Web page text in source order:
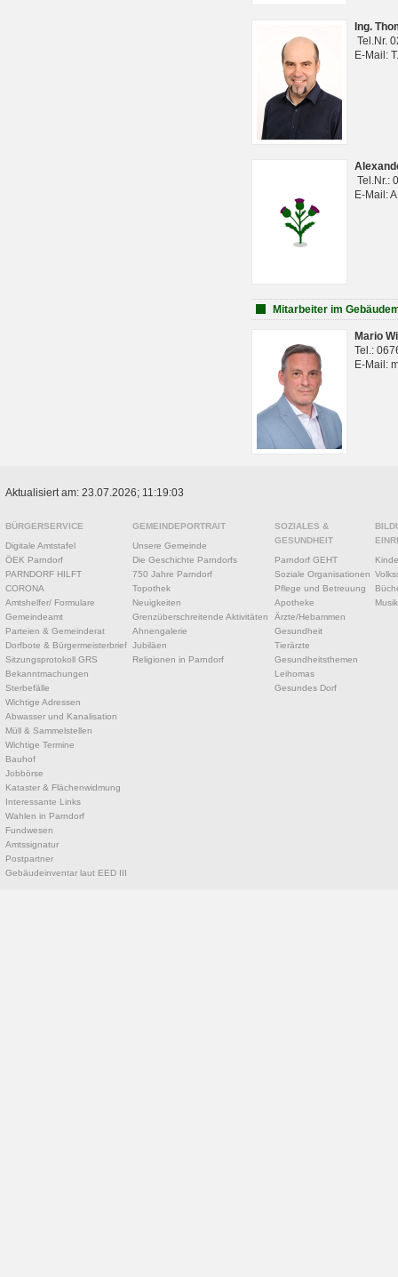
Ing.
Tel.Nr.
E-Mail:
Tel.Nr.:
E-Mail:
Mitarbeiter im
Mario
Tel.:
E-Mail:
Aktualisiert am: 23.07.2026; 11:19:03
BÜRGERSERVICE
Digitale Amtstafel
ÖEK Parndorf
PARNDORF HILFT
CORONA
Amtshelfer/ Formulare
Gemeindeamt
Parteien & Gemeinderat
Dorfbote & Bürgermeisterbrief
Sitzungsprotokoll GRS
Bekanntmachungen
Sterbefälle
Wichtige Adressen
Abwasser und Kanalisation
Müll & Sammelstellen
Wichtige Termine
Bauhof
Jobbörse
Kataster & Flächenwidmung
Interessante Links
Wahlen in Parndorf
Fundwesen
Amtssignatur
Postpartner
Gebäudeinventar laut EED III
GEMEINDEPORTRAIT
Unsere Gemeinde
Die Geschichte Parndorfs
750 Jahre Parndorf
Topothek
Neuigkeiten
Grenzüberschreitende Aktivitäten
Ahnengalerie
Jubiläen
Religionen in Parndorf
SOZIALES &
GESUNDHEIT
Parndorf GEHT
Soziale Organisationen
Pflege und Betreuung
Apotheke
Ärzte/Hebammen
Gesundheit
Tierärzte
Gesundheitsthemen
Leihomas
Gesundes Dorf